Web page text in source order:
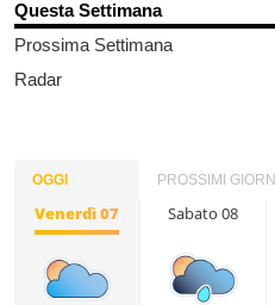
Questa Settimana
Prossima Settimana
Radar
OGGI PROSSIMI GIORNI
Venerdì 07 Sabato 08